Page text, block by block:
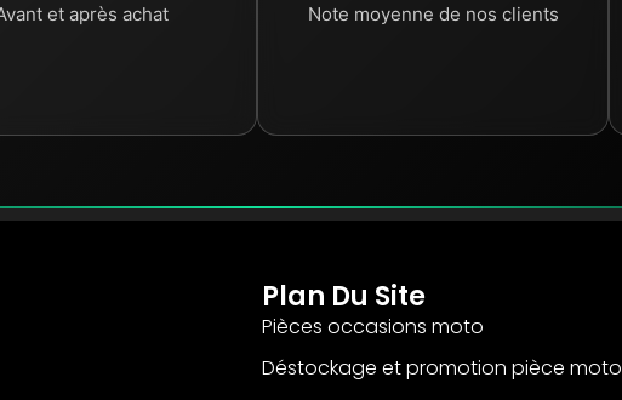
et après achat Note moyenne de nos clients
Plan Du Site
Pièces occasions moto
Déstockage et promotion pièce moto